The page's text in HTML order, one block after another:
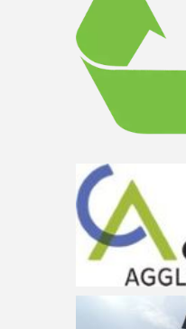
L’Agglomération
d’équipements
déchets verts avec
recycleries vertes,
Plaine et
offriront
Avis
– Plan de
Colmar
publique du 1er
Plan de Mobilité
structurer les
via 7